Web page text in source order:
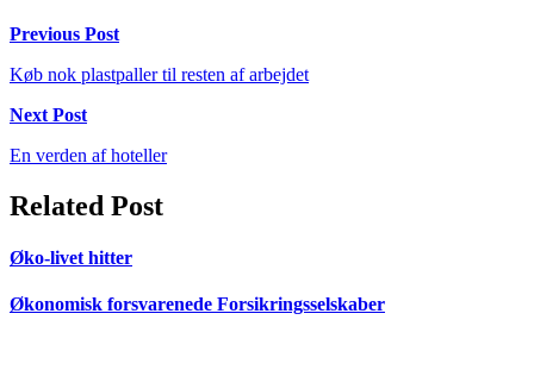
Previous Post
Køb nok plastpaller til resten af arbejdet
Next Post
En verden af hoteller
Related Post
Øko-livet hitter
Økonomisk forsvarenede Forsikringsselskaber